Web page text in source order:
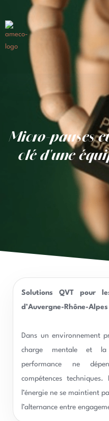
Micro-pauses
clé d'une
Solutions QVT pour
d’Auvergne-Rhône-Alpes
Dans un environnement
charge mentale et la
performance ne
compétences
l’énergie ne se maintient
l’alternance entre